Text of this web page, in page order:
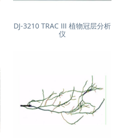
DJ-3210 TRAC Ⅲ 植物冠层分析
仪